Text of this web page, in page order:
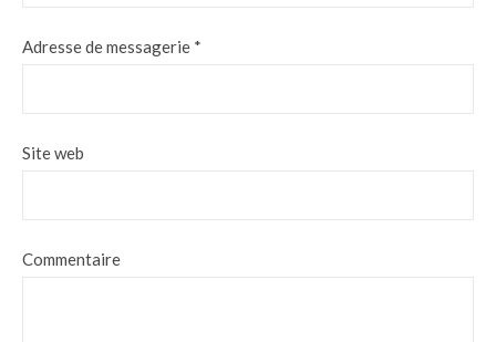
Adresse de messagerie *
Site web
Commentaire